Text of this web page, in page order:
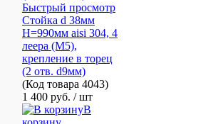
Быстрый просмотр
Стойка d 38мм
H=990мм aisi 304, 4
леера (М5),
крепление в торец
(2 отв. d9мм)
(Код товара 4043)
1 400 руб. / шт
В